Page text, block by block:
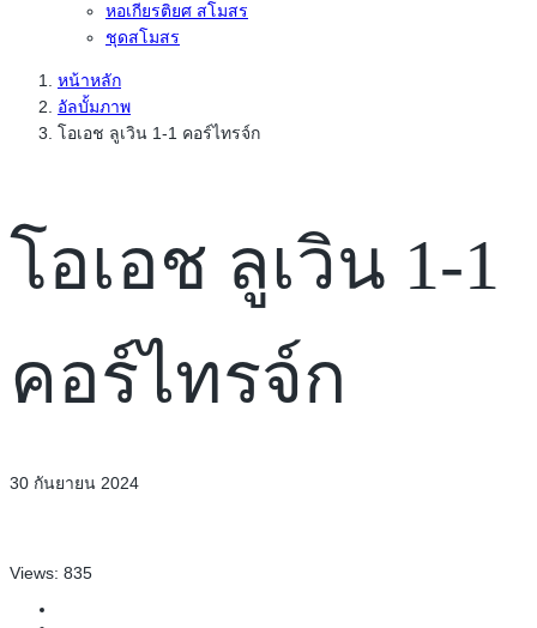
หอเกียรติยศ สโมสร
ชุดสโมสร
หน้าหลัก
อัลบั้มภาพ
โอเอช ลูเวิน 1-1 คอร์ไทรจ์ก
โอเอช ลูเวิน 1-1
คอร์ไทรจ์ก
30 กันยายน 2024
Views: 835